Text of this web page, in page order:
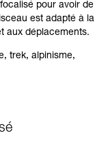
pour avoir de
est adapté à la
aux déplacements.
trek, alpinisme,